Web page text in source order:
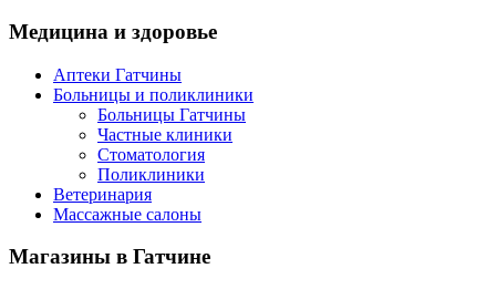
Медицина и здоровье
Аптеки Гатчины
Больницы и поликлиники
Больницы Гатчины
Частные клиники
Стоматология
Поликлиники
Ветеринария
Массажные салоны
Магазины в Гатчине